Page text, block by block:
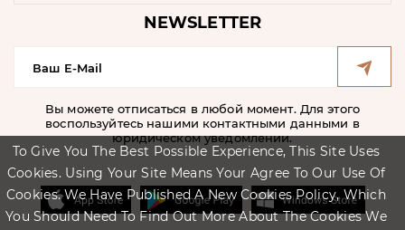
To Give You The Best Possible Experience, This Site Uses
Cookies. Using Your Site Means Your Agree To Our Use Of
Cookies. We Have Published A New Cookies Policy, Which
You Should Need To Find Out More About The Cookies We
NEWSLETTER
Вы можете отписаться в любой момент. Для этого
воспользуйтесь нашими контактными данными в
юридическом уведомлении.